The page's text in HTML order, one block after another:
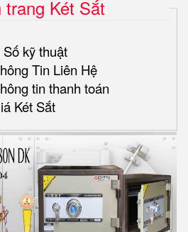
Két Sắt
kỹ thuật
Tin Liên Hệ
tin thanh toán
Két Sắt